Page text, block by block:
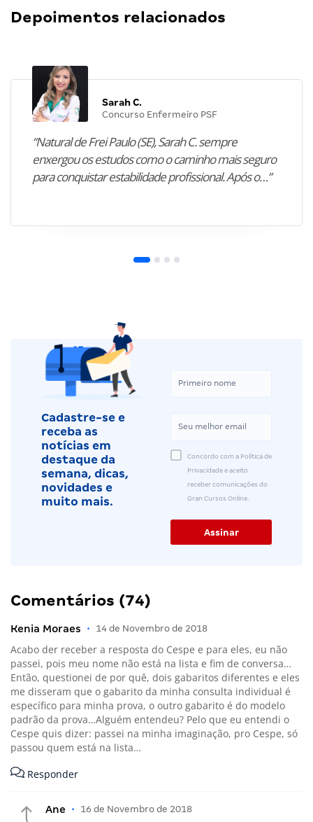
Depoimentos relacionados
Sarah C.
Concurso Enfermeiro PSF
“Natural de Frei Paulo (SE), Sarah C. sempre
enxergou os estudos como o caminho mais seguro
para conquistar estabilidade profissional. Após o…”
Cadastre-se e
receba as
notícias em
destaque da
semana, dicas,
novidades e
muito mais.
Concordo com a Política de
Privacidade e aceito
receber comunicações do
Gran Cursos Online.
Comentários (74)
Kenia Moraes • 14 de Novembro de 2018
Acabo der receber a resposta do Cespe e para eles, eu não
passei, pois meu nome não está na lista e fim de conversa…
Então, questionei de por quê, dois gabaritos diferentes e eles
me disseram que o gabarito da minha consulta individual é
específico para minha prova, o outro gabarito é do modelo
padrão da prova…Alguém entendeu? Pelo que eu entendi o
Cespe quis dizer: passei na minha imaginação, pro Cespe, só
passou quem está na lista…
Responder
Ane • 16 de Novembro de 2018